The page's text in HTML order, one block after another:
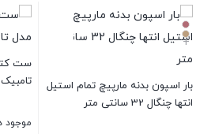
بار اسپون بدنه مارپیچ تمام استیل
انتها چنگال 32 سانتی متر
+
ست
تامبیک
موجود